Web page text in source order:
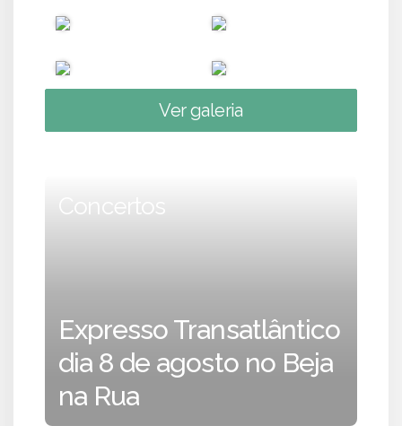
Ver galeria
Concertos
Expresso Transatlântico
dia 8 de agosto no Beja
na Rua